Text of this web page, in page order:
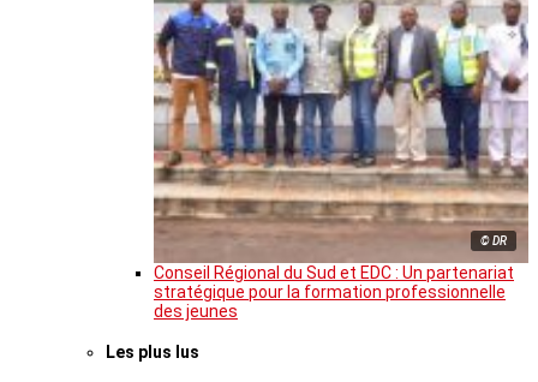
© DR
Conseil Régional du Sud et EDC : Un partenariat
stratégique pour la formation professionnelle
des jeunes
Les plus lus